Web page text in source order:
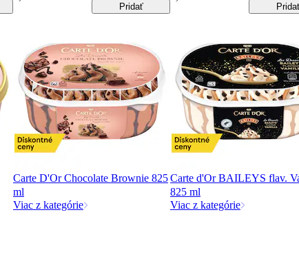
Pridať
Carte D'Or Chocolate Brownie 825
ml
Viac z kategórie
Carte d'Or BAILEYS flav.
825 ml
Viac z kategórie